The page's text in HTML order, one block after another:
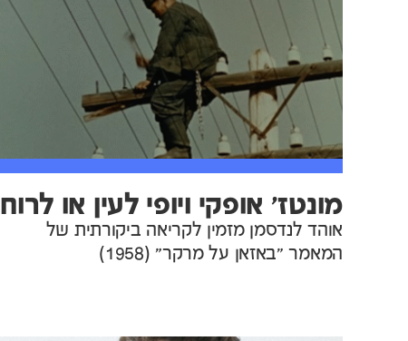
מונטז' אופקי ויופי לעין או לרוח
אוהד לנדסמן מזמין לקריאה ביקורתית של
המאמר "באזאן על מרקר" (1958)